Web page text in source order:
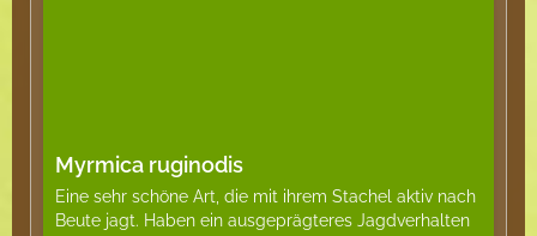
Myrmica ruginodis
Eine sehr schöne Art, die mit ihrem Stachel aktiv nach
Beute jagt. Haben ein ausgeprägteres Jagdverhalten